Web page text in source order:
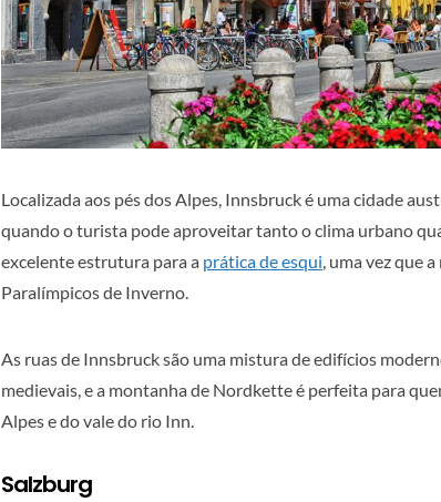
Localizada aos pés dos Alpes, Innsbruck é uma cidade
quando o turista pode aproveitar tanto o clima urbano
excelente estrutura para a prática de esqui, uma vez que
Paralímpicos de Inverno.
As ruas de Innsbruck são uma mistura de edifícios
medievais, e a montanha de Nordkette é perfeita para
Alpes e do vale do rio Inn.
Salzburg